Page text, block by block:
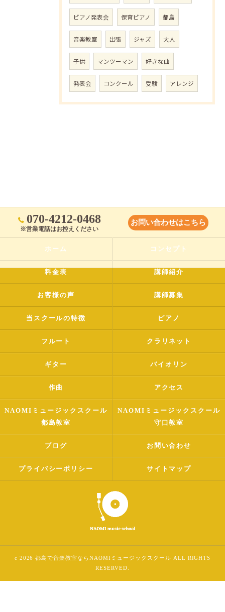
ピアノ発表会 保育ピアノ 都島
音楽教室 出張 ジャズ 大人
子供 マンツーマン 好きな曲
発表会 コンクール 受験 アレンジ
070-4212-0468
※営業電話はお控えください
お問い合わせはこちら
ホーム コンセプト
料金表 講師紹介
お客様の声 講師募集
当スクールの特徴 ピアノ
フルート クラリネット
ギター バイオリン
作曲 アクセス
NAOMIミュージックスクール
都島教室
NAOMIミュージックスクール
守口教室
ブログ お問い合わせ
プライバシーポリシー サイトマップ
c 2026 都島で音楽教室ならNAOMIミュージックスクール ALL RIGHTS
RESERVED.